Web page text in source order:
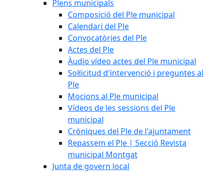
Plens municipals
Composició del Ple municipal
Calendari del Ple
Convocatòries del Ple
Actes del Ple
Àudio vídeo actes del Ple municipal
Sol·licitud d'intervenció i preguntes al
Ple
Mocions al Ple municipal
Vídeos de les sessions del Ple
municipal
Cròniques del Ple de l'ajuntament
Repassem el Ple | Secció Revista
municipal Montgat
Junta de govern local